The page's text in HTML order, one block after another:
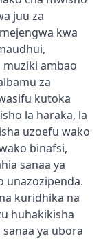
juu za
kwa
ambao
za
kutoka
la haraka, la
uzoefu wako
binafsi,
sanaa ya
unazozipenda.
kuridhika na
huhakikisha
ya ubora